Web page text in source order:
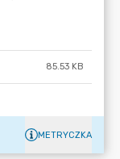
85.53 KB
METRYCZKA